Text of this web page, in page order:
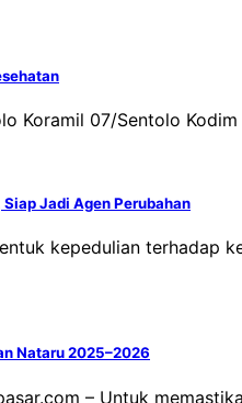
Koramil 07/Sentolo
Jadi Agen Perubahan
kepedulian terhadap
Nataru 2025–2026
– Untuk